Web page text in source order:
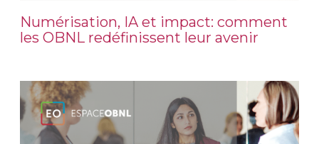
Numérisation, IA et impact: comment
les OBNL redéfinissent leur avenir